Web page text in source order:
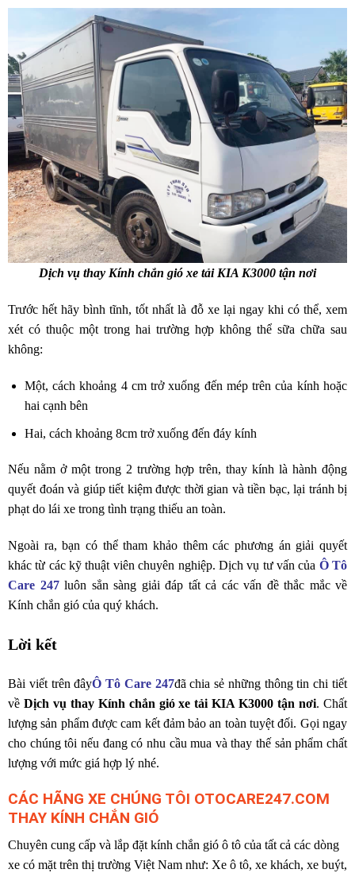
Dịch vụ thay Kính chắn gió xe tải KIA K3000 tận nơi
Trước hết hãy bình tĩnh, tốt nhất là đỗ xe lại ngay khi có thể, xem
xét có thuộc một trong hai trường hợp không thể sữa chữa sau
không:
Một, cách khoảng 4 cm trở xuống đến mép trên của kính hoặc
hai cạnh bên
Hai, cách khoảng 8cm trở xuống đến đáy kính
Nếu nằm ở một trong 2 trường hợp trên, thay kính là hành động
quyết đoán và giúp tiết kiệm được thời gian và tiền bạc, lại tránh bị
phạt do lái xe trong tình trạng thiếu an toàn.
Ngoài ra, bạn có thể tham khảo thêm các phương án giải quyết
khác từ các kỹ thuật viên chuyên nghiệp. Dịch vụ tư vấn của Ô Tô
Care 247luôn sẳn sàng giải đáp tất cả các vấn đề thắc mắc về
Kính chắn gió của quý khách.
Lời kết
Bài viết trên đâyÔ Tô Care 247đã chia sẻ những thông tin chi tiết
về Dịch vụ thay Kính chắn gió xe tải KIA K3000 tận nơi. Chất
lượng sản phẩm được cam kết đảm bảo an toàn tuyệt đối. Gọi ngay
cho chúng tôi nếu đang có nhu cầu mua và thay thế sản phẩm chất
lượng với mức giá hợp lý nhé.
CÁC HÃNG XE CHÚNG TÔI OTOCARE247.COM
THAY KÍNH CHẮN GIÓ
Chuyên cung cấp và lắp đặt kính chắn gió ô tô của tất cả các dòng
xe có mặt trên thị trường Việt Nam như: Xe ô tô, xe khách, xe buýt,